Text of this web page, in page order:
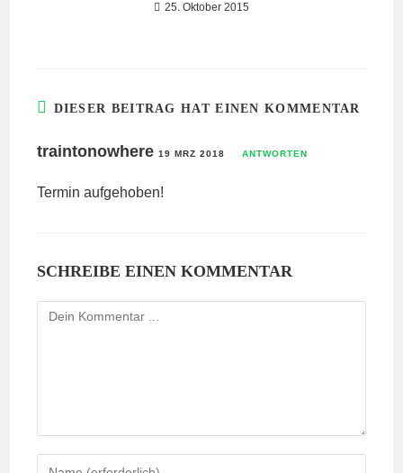
25. Oktober 2015
DIESER BEITRAG HAT EINEN KOMMENTAR
traintonowhere19 MRZ 2018 ANTWORTEN
Termin aufgehoben!
SCHREIBE EINEN KOMMENTAR
Kommentieren